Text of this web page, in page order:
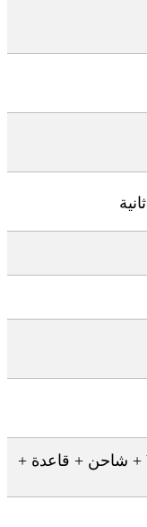
ثانية
شاحن + قاعدة +